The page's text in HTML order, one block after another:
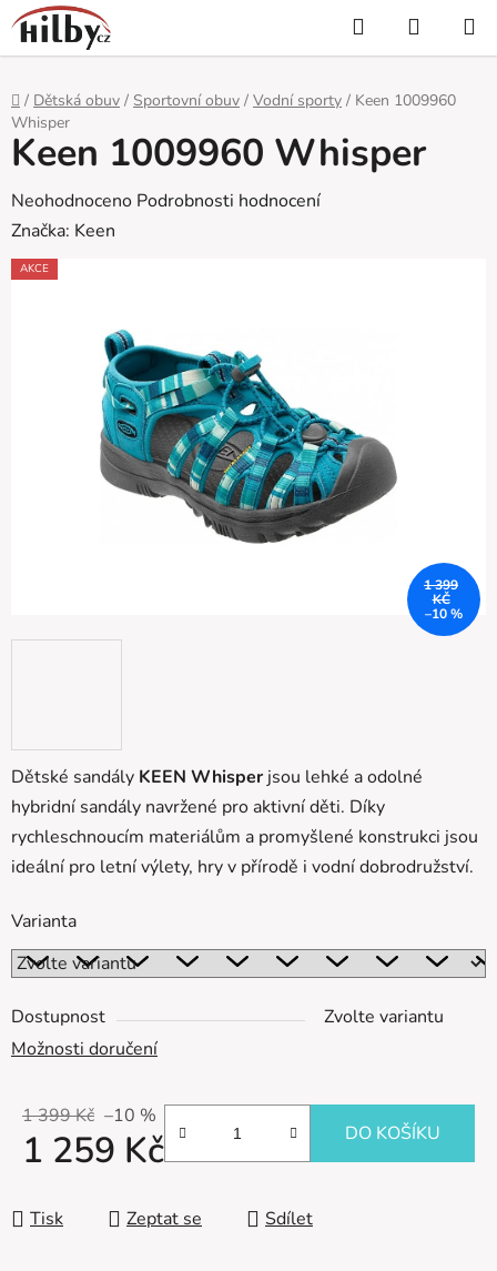
Přejít
na
obsah
Hledat
KOŠÍK
Domů
/ Dětská obuv / Sportovní obuv / Vodní sporty / Keen 1009960
Whisper
Dětské sandály KEEN Whisper jsou lehké a odolné
hybridní sandály navržené pro aktivní děti. Díky
rychleschnoucím materiálům a promyšlené konstrukci jsou
ideální pro letní výlety, hry v přírodě i vodní dobrodružství.
Varianta
Dostupnost
Zvolte variantu
Možnosti doručení
1 399 Kč –10 %
1 259 Kč DO KOŠÍKU
Tisk Zeptat se Sdílet
Keen 1009960 Whisper
Průměrné
hodnocení
produktu
Neohodnoceno Podrobnosti hodnocení
Značka: Keen
AKCE
1 399
KČ
–10 %